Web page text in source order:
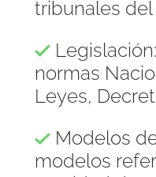
tribunales del
normas
Leyes,
Modelos
modelos